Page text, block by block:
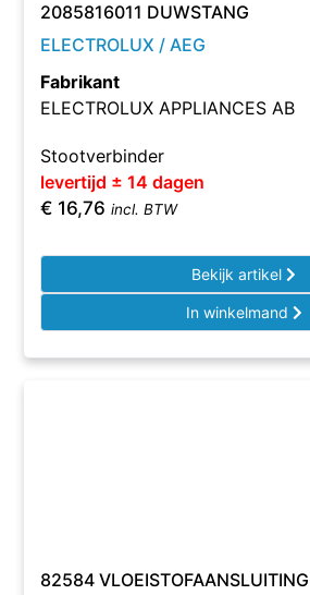
2085816011 DUWSTANG
ELECTROLUX / AEG
Fabrikant
ELECTROLUX APPLIANCES AB
Stootverbinder
levertijd ± 14 dagen
€ 16,76 incl. BTW
Bekijk artikel
In winkelmand
82584